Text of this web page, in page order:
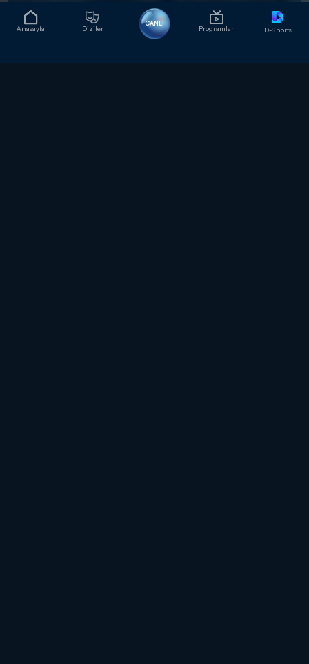
Anasayfa Diziler
CANLI
Programlar D-Shorts